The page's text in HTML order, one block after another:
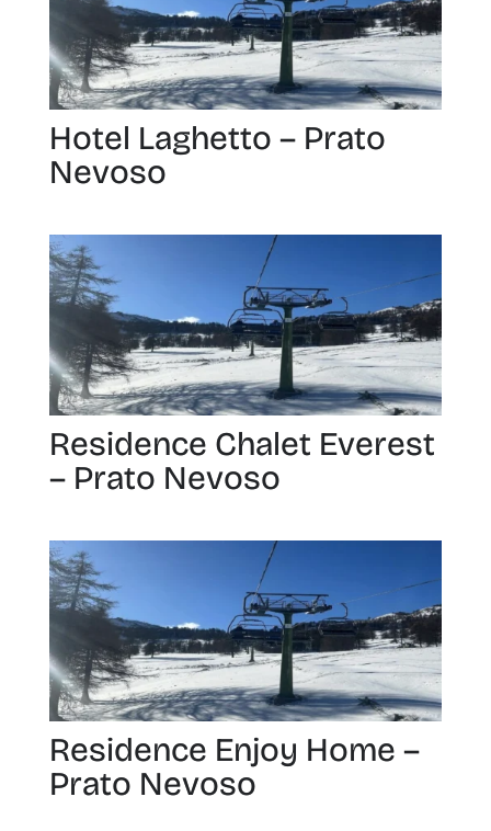
Hotel Laghetto – Prato
Nevoso
Residence Chalet Everest
– Prato Nevoso
Residence Enjoy Home –
Prato Nevoso